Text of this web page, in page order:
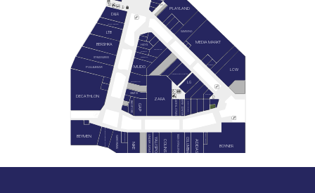
ADIDAS
B&G STORE
BERSHKA
BLACKSPADE
COLINS COLUMBIA
D&R
DECATHLON
GAGA PAGOS
GAP
GRATIS
HAYS
HEMINGTON
JACK & JONES
KARACA ZÜCCACİYE
LEGO STORE
LG
LTB
MAVİ (YENİLENİYOR)
MEDIA MARKT
MIELE
MİNY CENTER
MUDO
NIKE
PAN BOOKSTORE & CAFE
PULL&BEAR
REEMA
SAMSUNG
SIEMENS
SNEAKS UP
STRADIVARIUS
SUWEN
UNDER ARMOUR
VAKKORAMA
WATSONS
YALI SPOR
PLAYLAND
LCW
BEYMEN
ZARA
BOYNER